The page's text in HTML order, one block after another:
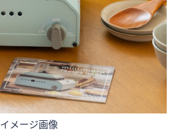
イメージ画像